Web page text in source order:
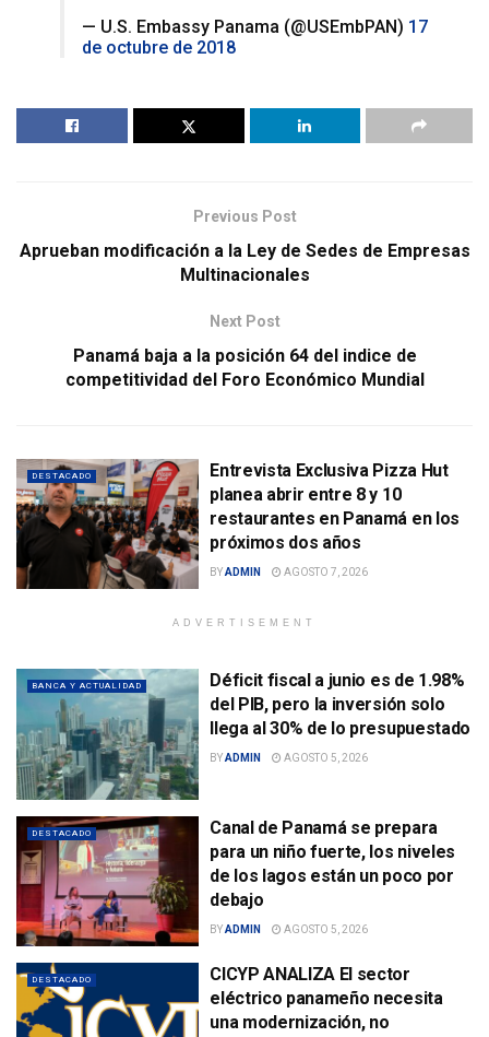
— U.S. Embassy Panama (@USEmbPAN) 17
de octubre de 2018
Previous Post
Aprueban modificación a la Ley de Sedes de Empresas
Multinacionales
Next Post
Panamá baja a la posición 64 del indice de
competitividad del Foro Económico Mundial
DESTACADO
Entrevista Exclusiva Pizza Hut
planea abrir entre 8 y 10
restaurantes en Panamá en los
próximos dos años
BYADMIN AGOSTO 7, 2026
ADVERTISEMENT
BANCA Y ACTUALIDAD
Déficit fiscal a junio es de 1.98%
del PIB, pero la inversión solo
llega al 30% de lo presupuestado
BYADMIN AGOSTO 5, 2026
DESTACADO
Canal de Panamá se prepara
para un niño fuerte, los niveles
de los lagos están un poco por
debajo
BYADMIN AGOSTO 5, 2026
DESTACADO
CICYP ANALIZA El sector
eléctrico panameño necesita
una modernización, no